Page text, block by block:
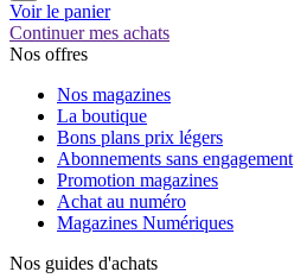
Voir le panier
Continuer mes achats
Nos offres
Nos magazines
La boutique
Bons plans prix légers
Abonnements sans engagement
Promotion magazines
Achat au numéro
Magazines Numériques
Nos guides d'achats